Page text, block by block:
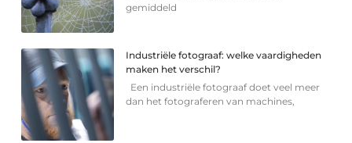
gemiddeld
Industriële fotograaf: welke vaardigheden
maken het verschil?
Een industriële fotograaf doet veel meer
dan het fotograferen van machines,